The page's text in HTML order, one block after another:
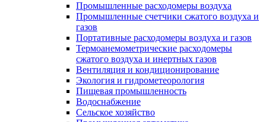
Промышленные расходомеры воздуха
Промышленные счетчики сжатого воздуха и
газов
Портативные расходомеры воздуха и газов
Термоанемометрические расходомеры
сжатого воздуха и инертных газов
Вентиляция и кондиционирование
Экология и гидрометеорология
Пищевая промышленность
Водоснабжение
Сельское хозяйство